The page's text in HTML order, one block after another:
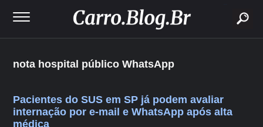
nota hospital público WhatsApp
Pacientes do SUS em SP já podem avaliar
internação por e-mail e WhatsApp após alta
médica